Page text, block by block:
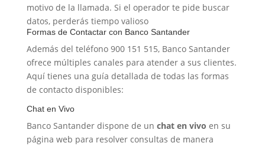
motivo de la llamada. Si el operador te pide buscar
datos, perderás tiempo valioso
Formas de Contactar con Banco Santander
Además del teléfono 900 151 515, Banco Santander
ofrece múltiples canales para atender a sus clientes.
Aquí tienes una guía detallada de todas las formas
de contacto disponibles:
Chat en Vivo
Banco Santander dispone de un chat en vivo en su
página web para resolver consultas de manera